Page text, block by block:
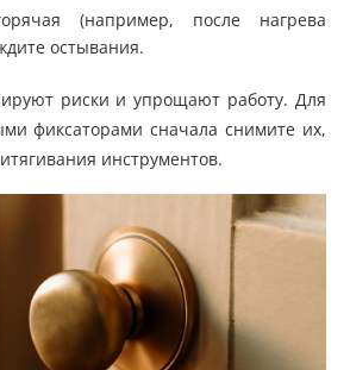
(например, после нагрева
остывания.
риски и упрощают работу. Для
фиксаторами сначала снимите их,
инструментов.